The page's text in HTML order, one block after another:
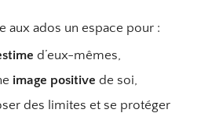
aux ados un espace pour :
d’eux-mêmes,
image positive de soi,
des limites et se protéger